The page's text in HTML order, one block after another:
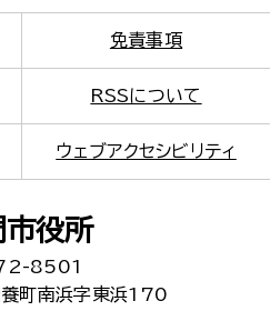
免責事項
RSSについて
ウェブアクセシビリティ
市役所
8501
町南浜字東浜170